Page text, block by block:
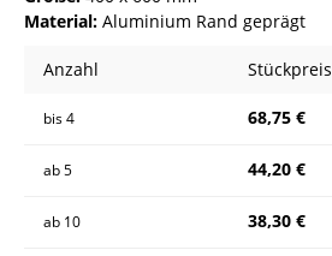
Material: Aluminium Rand geprägt
Anzahl Stückpreis
bis4 68,75 €
ab5 44,20 €
ab 10 38,30 €